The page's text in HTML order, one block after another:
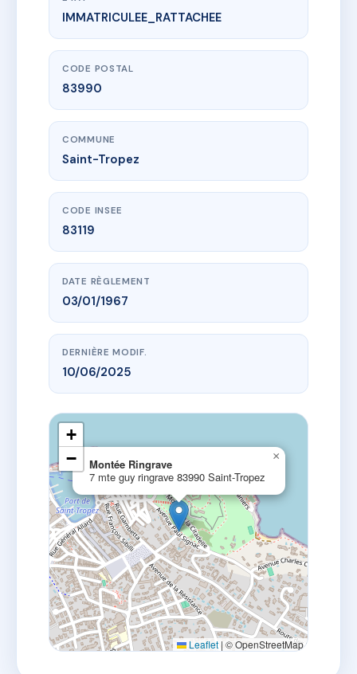
www.vme.plus/AC6410849
Montée Ringrave
7 mte guy ringrave
IMMATRICULEE_RATTACHEE
CODE POSTAL
83990
COMMUNE
Saint-Tropez
CODE INSEE
83119
DATE RÈGLEMENT
03/01/1967
DERNIÈRE MODIF.
10/06/2025
Montée Ringrave
7 mte guy ringrave 83990 Saint-Tropez
×
+
−
Leaflet | © OpenStreetMap